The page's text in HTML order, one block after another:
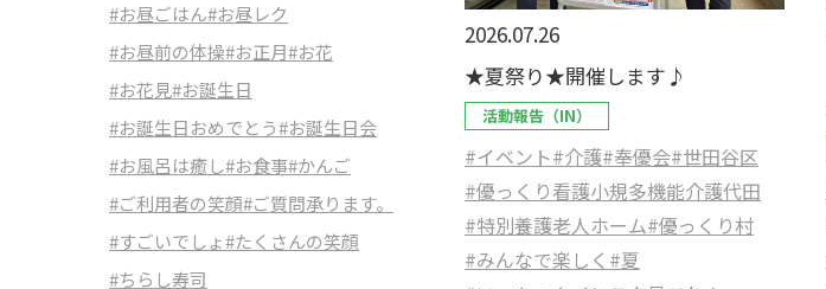
2026.07.26
★夏祭り★開催します♪
活動報告（IN）
#イベント#介護#奉優会#世田谷区
#優っくり看護小規多機能介護代田
#特別養護老人ホーム#優っくり村
#みんなで楽しく #夏
#お昼ごはん#お昼レク
#お昼前の体操#お正月#お花
#お花見#お誕生日
#お誕生日おめでとう#お誕生日会
#お風呂は癒し#お食事#かんご
#ご利用者の笑顔#ご質問承ります。
#すごいでしょ#たくさんの笑顔
#ちらし寿司